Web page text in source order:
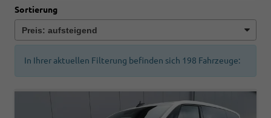
Sortierung
In Ihrer aktuellen Filterung befinden sich 198 Fahrzeuge: